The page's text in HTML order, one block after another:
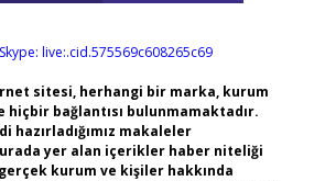
Skype: live:.cid.575569c608265c69
sitesi, herhangi bir marka, kurum
hiçbir bağlantısı bulunmamaktadır.
hazırladığımız makaleler
yer alan içerikler haber niteliği
kurum ve kişiler hakkında